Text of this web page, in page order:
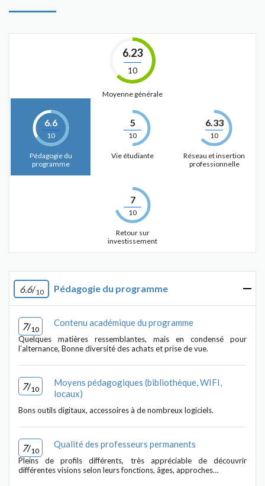
6.23
10
Moyenne générale
6.6
10
Pédagogie du
programme
5
10
Vie étudiante
6.33
10
Réseau et insertion
professionnelle
7
10
Retour sur
investissement
6.6/10 Pédagogie du programme
7/10
Contenu académique du programme
Quelques matières ressemblantes, mais en condensé pour
l’alternance, Bonne diversité des achats et prise de vue.
7/10
Moyens pédagogiques (bibliothèque, WIFI,
locaux)
Bons outils digitaux, accessoires à de nombreux logiciels.
7/10
Qualité des professeurs permanents
Pleins de profils différents, très appréciable de découvrir
différentes visions selon leurs fonctions, âges, approches…